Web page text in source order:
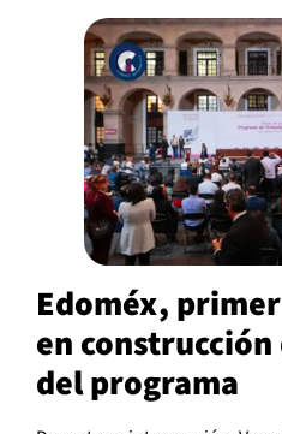
Edoméx,
en
del programa